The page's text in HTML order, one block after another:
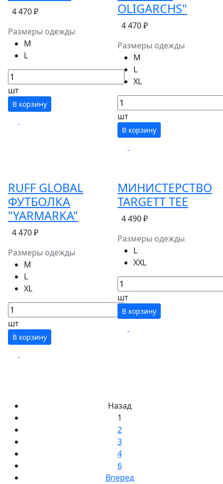
4 470 ₽
Размеры одежды
M
L
шт
В корзину
OLIGARCHS"
4 470 ₽
Размеры одежды
M
L
XL
шт
В корзину
RUFF GLOBAL
ФУТБОЛКА
"YARMARKA"
4 470 ₽
Размеры одежды
M
L
XL
шт
В корзину
МИНИСТЕРСТВО
TARGETT TEE
4 490 ₽
Размеры одежды
L
XXL
шт
В корзину
Назад
1
2
3
4
6
Вперед